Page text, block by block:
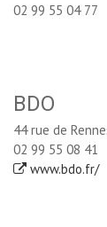
02 99 55 04 77
BDO
44 rue de
02 99 55 08 41
www.bdo.fr/